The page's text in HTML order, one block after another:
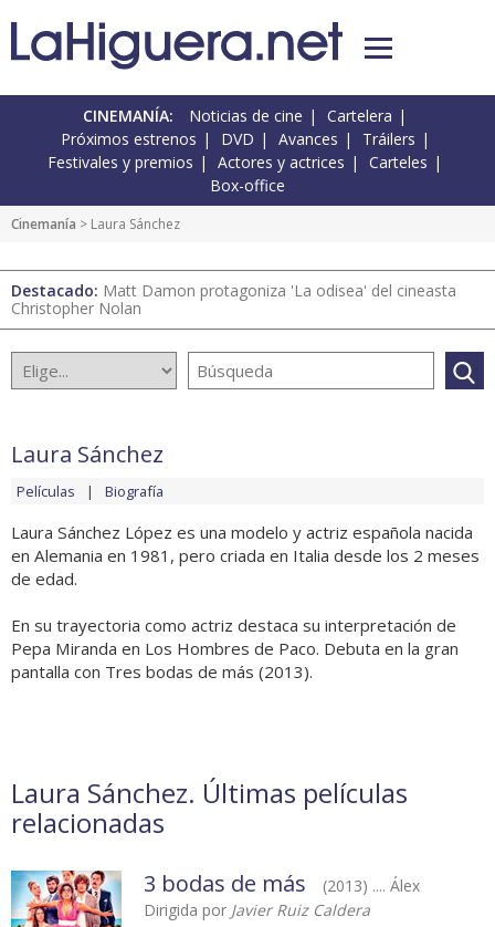
CINEMANÍA: Noticias de cine
Cartelera
Próximos estrenos
DVD Avances
Tráilers
Festivales y premios
Actores y actrices
Carteles
Box-office
Cinemanía > Laura Sánchez
Destacado: Matt Damon protagoniza 'La odisea' del cineasta
Christopher Nolan
Laura Sánchez
Películas Biografía
Laura Sánchez López es una modelo y actriz española nacida
en Alemania en 1981, pero criada en Italia desde los 2 meses
de edad.
En su trayectoria como actriz destaca su interpretación de
Pepa Miranda en Los Hombres de Paco. Debuta en la gran
pantalla con Tres bodas de más (2013).
Laura Sánchez. Últimas películas
relacionadas
3 bodas de más
(2013) .... Álex
Dirigida por Javier Ruiz Caldera